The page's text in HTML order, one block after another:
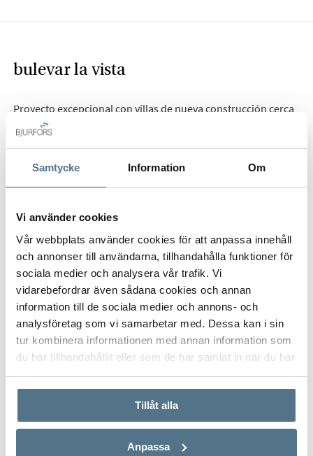
Samtycke Information Om
Vi använder cookies
Vår webbplats använder cookies för att anpassa innehåll
och annonser till användarna, tillhandahålla funktioner för
sociala medier och analysera vår trafik. Vi
vidarebefordrar även sådana cookies och annan
information till de sociala medier och annons- och
analysföretag som vi samarbetar med. Dessa kan i sin
tur kombinera informationen med annan information som
du har tillhandahållit eller som de har samlat in när du har
använt deras tjänster.
Tillåt alla
Anpassa
bulevar la vista
Proyecto excepcional con villas de nueva construcción cerca
de tiendas y golf en La Zenia
Description
Cerca de La Zenia Boulevard, el centro comercial más grande
comodidades que puedas necesitar, encontramos este
fantástico proyecto compuesto por 8 modernas villas
independientes con piscina privada.
Las villas se levantan sobre parcelas de entre 150 y 220 m² y
se distribuyen en dos plantas.
En la planta baja hay un luminoso salón con cocina
americana, un dormitorio con armario empotrado y un baño.
En la primera planta encontrará dos dormitorios más, ambos
con armarios empotrados y un segundo baño. Desde ambos
dormitorios se llega a una soleada y espaciosa terraza con
DESCRIPCIÓN COMPLETA
Enviar interés